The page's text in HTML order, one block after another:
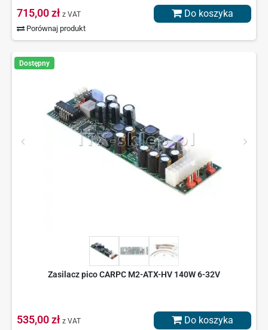
715,00 zł z VAT
Porównaj produkt
Do koszyka
Dostępny
Zasilacz pico CARPC M2-ATX-HV 140W 6-32V
535,00 zł z VAT Do koszyka